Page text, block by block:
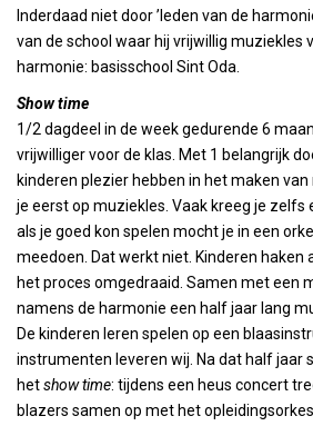
Inderdaad niet door ’leden van de
van de school waar hij vrijwillig muziekles
harmonie: basisschool Sint Oda.
Show time
1/2 dagdeel in de week gedurende 6
vrijwilliger voor de klas. Met 1 belangrijk
kinderen plezier hebben in het maken van
je eerst op muziekles. Vaak kreeg je zelfs
als je goed kon spelen mocht je in een
meedoen. Dat werkt niet. Kinderen haken
het proces omgedraaid. Samen met een
namens de harmonie een half jaar lang
De kinderen leren spelen op een
instrumenten leveren wij. Na dat half jaar
hetshow time: tijdens een heus concert
blazers samen op met het